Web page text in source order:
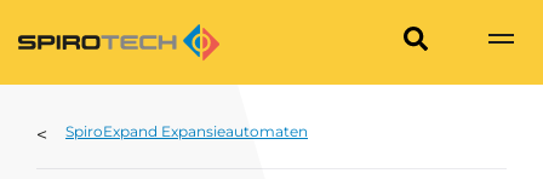
SpiroExpand Expansieautomaten